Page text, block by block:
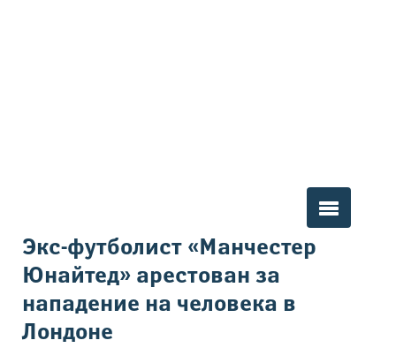
Вы здесь
Экс-футболист «Манчестер
Юнайтед» арестован за
нападение на человека в
Лондоне